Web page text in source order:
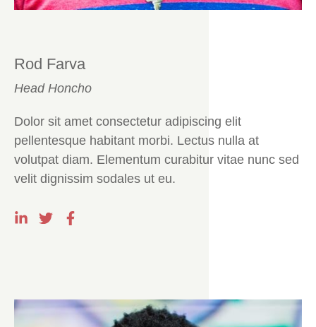
Rod Farva
Head Honcho
Dolor sit amet consectetur adipiscing elit
pellentesque habitant morbi. Lectus nulla at
volutpat diam. Elementum curabitur vitae nunc sed
velit dignissim sodales ut eu.